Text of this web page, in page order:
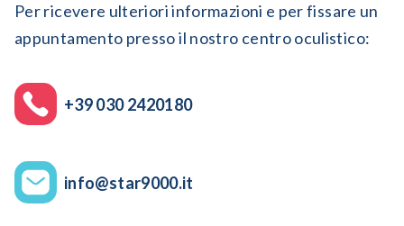
Per ricevere ulteriori informazioni e per fissare un
appuntamento presso il nostro centro oculistico:
+39 030 2420180
info@star9000.it